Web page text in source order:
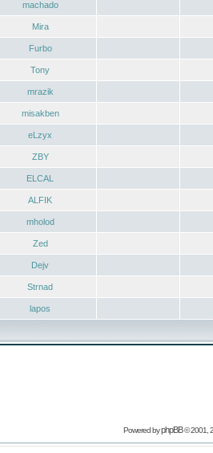
machado
Mira
Furbo
Tony
mrazik
misakben
eLzyx
ZBY
ELCAL
ALFIK
mholod
Zed
Dejv
Strnad
lapos
Powered byphpBB© 2001,